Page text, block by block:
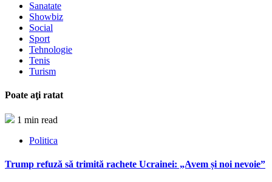
Sanatate
Showbiz
Social
Sport
Tehnologie
Tenis
Turism
Poate aţi ratat
1 min read
Politica
Trump refuză să trimită rachete Ucrainei: „Avem și noi nevoie”